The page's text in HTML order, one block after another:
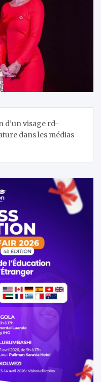
d’un visage rd-
dans les médias